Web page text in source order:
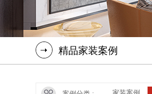
精品家装案例